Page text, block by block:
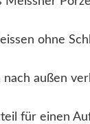
ohne
außen
für einen